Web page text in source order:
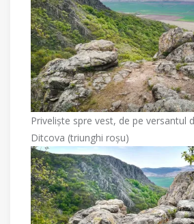
Priveliște spre vest, de pe versantul
Ditcova (triunghi roșu)